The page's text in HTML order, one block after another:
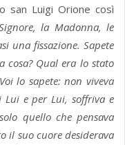
san Luigi Orione così
la Madonna, le
una fissazione. Sapete
cosa? Qual era lo stato
Voi lo sapete: non viveva
e per Lui, soffriva e
quello che pensava
il suo cuore desiderava